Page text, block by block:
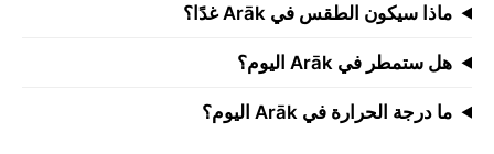
ماذا سيكون الطقس في Arāk غدًا؟
هل ستمطر في Arāk اليوم؟
ما درجة الحرارة في Arāk اليوم؟